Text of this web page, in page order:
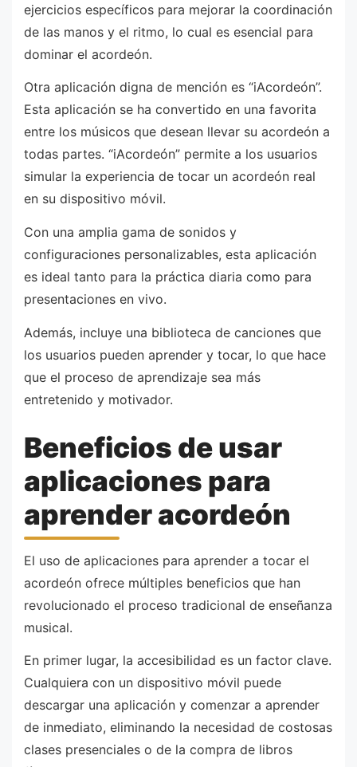
ejercicios específicos para mejorar la coordinación
de las manos y el ritmo, lo cual es esencial para
dominar el acordeón.
Otra aplicación digna de mención es “iAcordeón”.
Esta aplicación se ha convertido en una favorita
entre los músicos que desean llevar su acordeón a
todas partes. “iAcordeón” permite a los usuarios
simular la experiencia de tocar un acordeón real
en su dispositivo móvil.
Con una amplia gama de sonidos y
configuraciones personalizables, esta aplicación
es ideal tanto para la práctica diaria como para
presentaciones en vivo.
Además, incluye una biblioteca de canciones que
los usuarios pueden aprender y tocar, lo que hace
que el proceso de aprendizaje sea más
entretenido y motivador.
Beneficios de usar
aplicaciones para
aprender acordeón
El uso de aplicaciones para aprender a tocar el
acordeón ofrece múltiples beneficios que han
revolucionado el proceso tradicional de enseñanza
musical.
En primer lugar, la accesibilidad es un factor clave.
Cualquiera con un dispositivo móvil puede
descargar una aplicación y comenzar a aprender
de inmediato, eliminando la necesidad de costosas
clases presenciales o de la compra de libros